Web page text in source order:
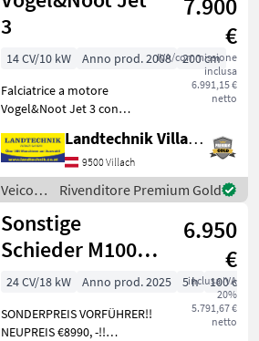
motore
/ Aebi
3
€
IVA/commissione
inclusa
6.991,15 €
netto
14 CV/10 kW Anno prod. 2008
200 cm
Falciatrice a motore
Vogel&Noot Jet 3 con
inversore, motore Subaru,
freno di sterzo, pneumatici
in gomma con ruote
gemellate, in ottime
condizioni
Landtechnik Villach GmbH
9500 Villach
Veicoli
agricoli
a
motore
/
Vogel&Noot
Rivenditore Premium Gold
Sonstige
Schieder M1000
Pro **AUF
6.950
€
inclusa IVA
20%
5.791,67 €
netto
24 CV/18 kW Anno prod. 2025 5 h
100 cm
SONDERPREIS VORFÜHRER!!
NEUPREIS €8990, -!!